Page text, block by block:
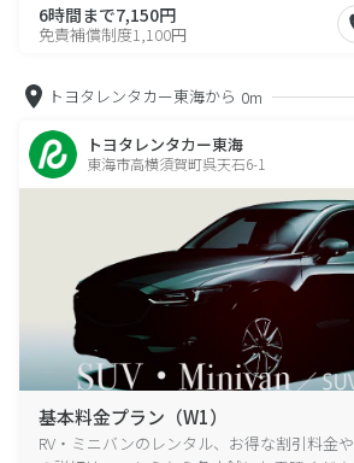
6時間まで7,150円
免責補償制度1,100円
トヨタレンタカー東海から 0m
トヨタレンタカー東海
東海市高横須賀町呉天石6-1
基本料金プラン（W1）
RV・ミニバンのレンタル、お得な割引料金